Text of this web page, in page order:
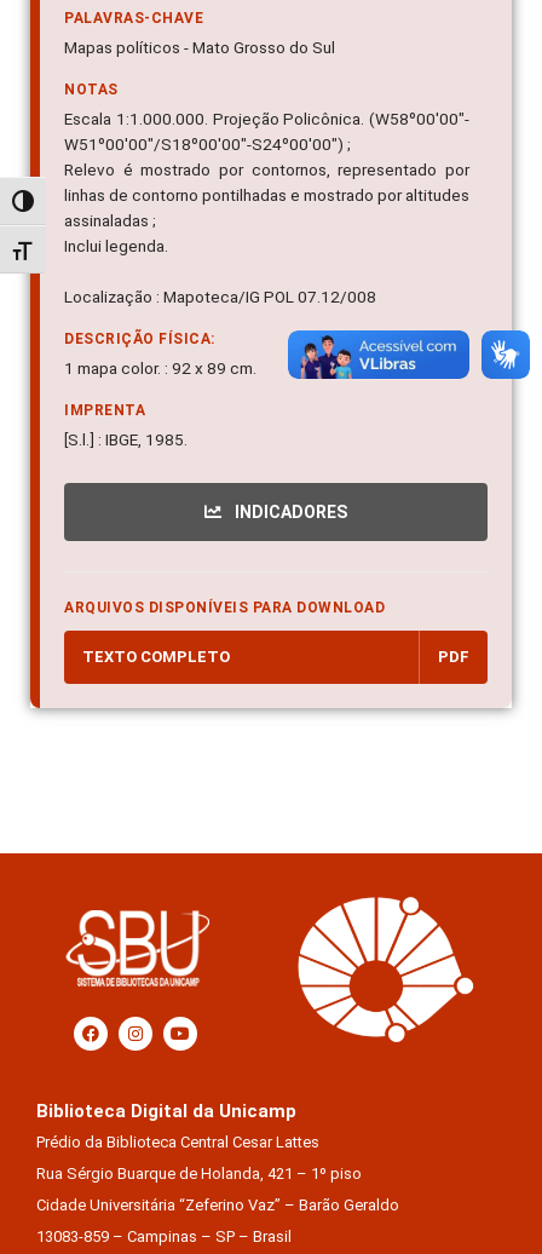
Alternar alto contraste
Alternar tamanho da fonte
PALAVRAS-CHAVE
Mapas políticos - Mato Grosso do Sul
NOTAS
Escala 1:1.000.000. Projeção Policônica. (W58º00'00"-
W51º00'00"/S18º00'00"-S24º00'00") ;
Relevo é mostrado por contornos, representado por
linhas de contorno pontilhadas e mostrado por altitudes
assinaladas ;
Inclui legenda.
Localização : Mapoteca/IG POL 07.12/008
DESCRIÇÃO FÍSICA:
1 mapa color. : 92 x 89 cm.
IMPRENTA
[S.l.] : IBGE, 1985.
INDICADORES
ARQUIVOS DISPONÍVEIS PARA DOWNLOAD
TEXTO COMPLETO PDF
Biblioteca Digital da Unicamp
Prédio da Biblioteca Central Cesar Lattes
Rua Sérgio Buarque de Holanda, 421 – 1º piso
Cidade Universitária “Zeferino Vaz” – Barão Geraldo
13083-859 – Campinas – SP – Brasil